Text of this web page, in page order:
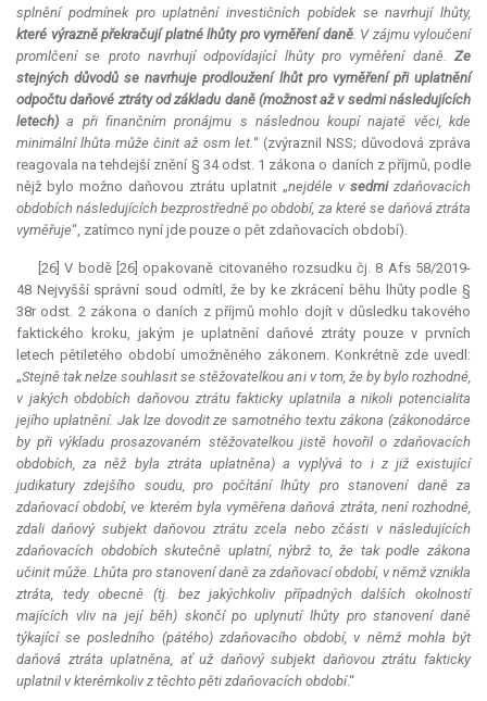
splnění podmínek pro uplatnění investičních pobídek se navrhují lhůty,
které výrazně překračují platné lhůty pro vyměření daně. V zájmu vyloučení
promlčení se proto navrhují odpovídající lhůty pro vyměření daně. Ze
stejných důvodů se navrhuje prodloužení lhůt pro vyměření při uplatnění
odpočtu daňové ztráty od základu daně (možnost až v sedmi následujících
letech) a při finančním pronájmu s následnou koupí najaté věci, kde
minimální lhůta může činit až osm let.“ (zvýraznil NSS; důvodová zpráva
reagovala na tehdejší znění § 34 odst. 1 zákona o daních z příjmů, podle
nějž bylo možno daňovou ztrátu uplatnit „nejdéle v sedmizdaňovacích
obdobích následujících bezprostředně po období, za které se daňová ztráta
vyměřuje“, zatímco nyní jde pouze o pět zdaňovacích období).
[26] V bodě [26] opakovaně citovaného rozsudku čj. 8 Afs 58/2019-
48 Nejvyšší správní soud odmítl, že by ke zkrácení běhu lhůty podle §
38r odst. 2 zákona o daních z příjmů mohlo dojít v důsledku takového
faktického kroku, jakým je uplatnění daňové ztráty pouze v prvních
letech pětiletého období umožněného zákonem. Konkrétně zde uvedl:
„Stejně tak nelze souhlasit se stěžovatelkou ani v tom, že by bylo rozhodné,
v jakých obdobích daňovou ztrátu fakticky uplatnila a nikoli potencialita
jejího uplatnění. Jak lze dovodit ze samotného textu zákona (zákonodárce
by při výkladu prosazovaném stěžovatelkou jistě hovořil o zdaňovacích
obdobích, za něž byla ztráta uplatněna) a vyplývá to i z již existující
judikatury zdejšího soudu, pro počítání lhůty pro stanovení daně za
zdaňovací období, ve kterém byla vyměřena daňová ztráta, není rozhodné,
zdali daňový subjekt daňovou ztrátu zcela nebo zčásti v následujících
zdaňovacích obdobích skutečně uplatní, nýbrž to, že tak podle zákona
učinit může. Lhůta pro stanovení daně za zdaňovací období, v němž vznikla
ztráta, tedy obecně (tj. bez jakýchkoliv případných dalších okolností
majících vliv na její běh) skončí po uplynutí lhůty pro stanovení daně
týkající se posledního (pátého) zdaňovacího období, v němž mohla být
daňová ztráta uplatněna, ať už daňový subjekt daňovou ztrátu fakticky
uplatnil v kterémkoliv z těchto pěti zdaňovacích období.“